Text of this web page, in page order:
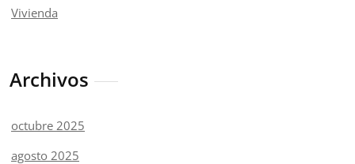
Vivienda
Archivos
octubre 2025
agosto 2025